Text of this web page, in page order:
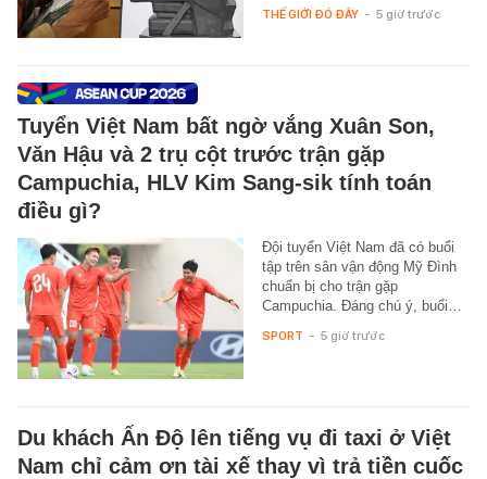
THẾ GIỚI ĐÓ ĐÂY - 5 giờ trước
Tuyển Việt Nam bất ngờ vắng Xuân Son,
Văn Hậu và 2 trụ cột trước trận gặp
Campuchia, HLV Kim Sang-sik tính toán
điều gì?
Đội tuyển Việt Nam đã có buổi
tập trên sân vận động Mỹ Đình
chuẩn bị cho trận gặp
Campuchia. Đáng chú ý, buổi…
SPORT - 5 giờ trước
Du khách Ấn Độ lên tiếng vụ đi taxi ở Việt
Nam chỉ cảm ơn tài xế thay vì trả tiền cuốc